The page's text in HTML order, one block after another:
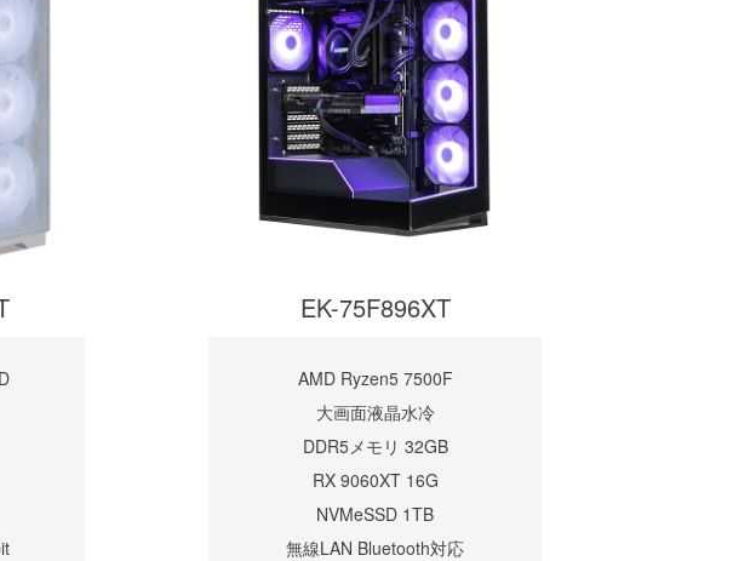
EK-75F896XT
AMD Ryzen5 7500F
大画面液晶水冷
DDR5メモリ 32GB
RX 9060XT 16G
NVMeSSD 1TB
無線LAN Bluetooth対応